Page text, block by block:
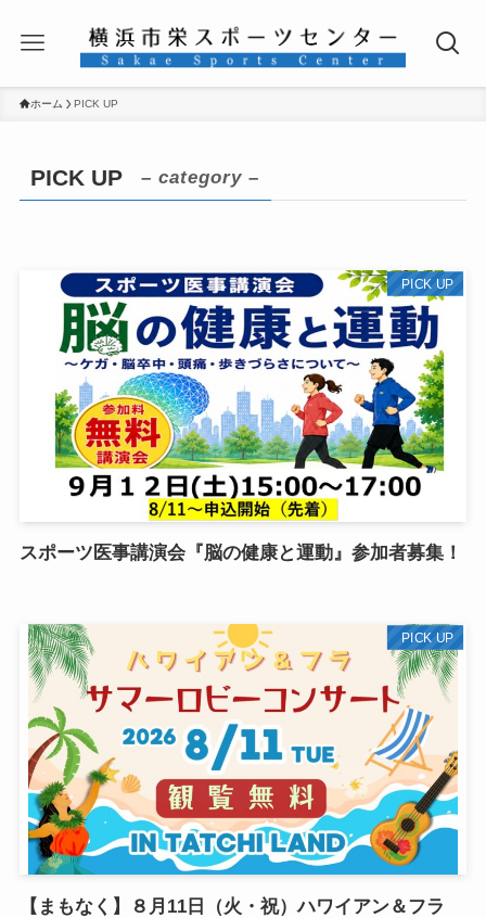
ホーム PICK UP
PICK UP – category –
PICK UP
スポーツ医事講演会『脳の健康と運動』参加者募集！
PICK UP
【まもなく】８月11日（火・祝）ハワイアン＆フラ